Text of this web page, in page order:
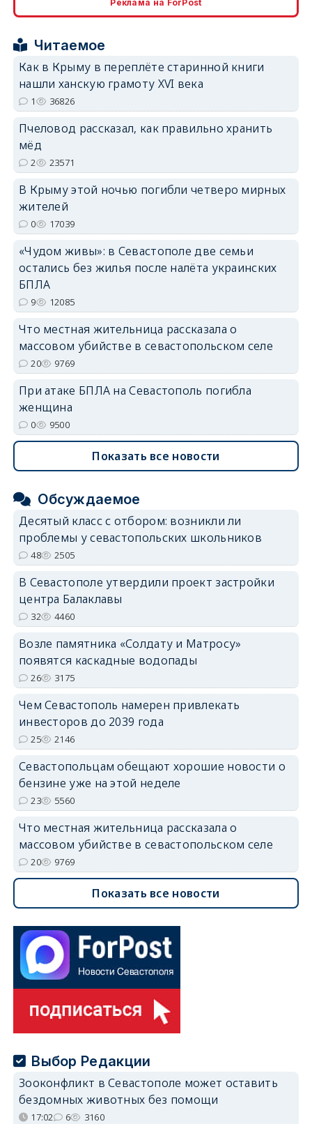
erid: 2SDnjcrDNw6
Реклама на ForPost
Читаемое
Как в Крыму в переплёте старинной книги
нашли ханскую грамоту XVI века
1 36826
Пчеловод рассказал, как правильно хранить
мёд
2 23571
В Крыму этой ночью погибли четверо мирных
жителей
0 17039
«Чудом живы»: в Севастополе две семьи
остались без жилья после налёта украинских
БПЛА
9 12085
Что местная жительница рассказала о
массовом убийстве в севастопольском селе
20 9769
При атаке БПЛА на Севастополь погибла
женщина
0 9500
Показать все новости
Обсуждаемое
Десятый класс с отбором: возникли ли
проблемы у севастопольских школьников
48 2505
В Севастополе утвердили проект застройки
центра Балаклавы
32 4460
Возле памятника «Солдату и Матросу»
появятся каскадные водопады
26 3175
Чем Севастополь намерен привлекать
инвесторов до 2039 года
25 2146
Севастопольцам обещают хорошие новости о
бензине уже на этой неделе
23 5560
Что местная жительница рассказала о
массовом убийстве в севастопольском селе
20 9769
Показать все новости
Выбор Редакции
Зооконфликт в Севастополе может оставить
бездомных животных без помощи
17:02 6 3160